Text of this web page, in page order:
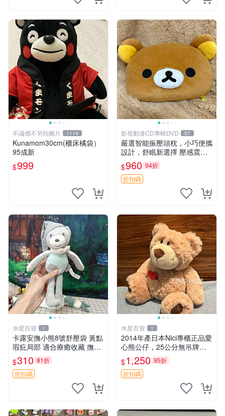
不議價不另拍圖片 1114
Kunamom30cm(櫃床橘袋）
95成新
$999
影視動漫CD專輯DVD 57
嚴選智能振壓頭枕，小巧便攜
設計，舒眠新選擇 壓感震動
頭枕 確切尺寸 小巧便攜
$960 94折
折扣碼
水星百貨 1
卡露安撫小熊8號舒壓袋 黃點
瑕疪局部 適合療癒收藏 撫慰
身心 美肌養護 放鬆好物
$310 81折
折扣碼
水星百貨 1
2014年產日本Nici專櫃正品愛
心熊公仔，25公分無吊牌全
新 愛心熊 公仔 熊抱玩偶
$1,250 95折
折扣碼